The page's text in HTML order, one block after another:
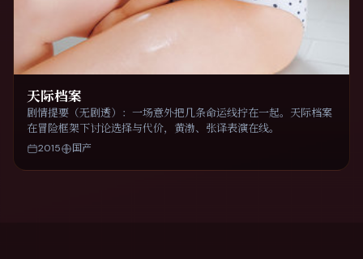
天际档案
剧情提要（无剧透）：一场意外把几条命运线拧在一起。天际档案
在冒险框架下讨论选择与代价，黄渤、张译表演在线。
2015 国产